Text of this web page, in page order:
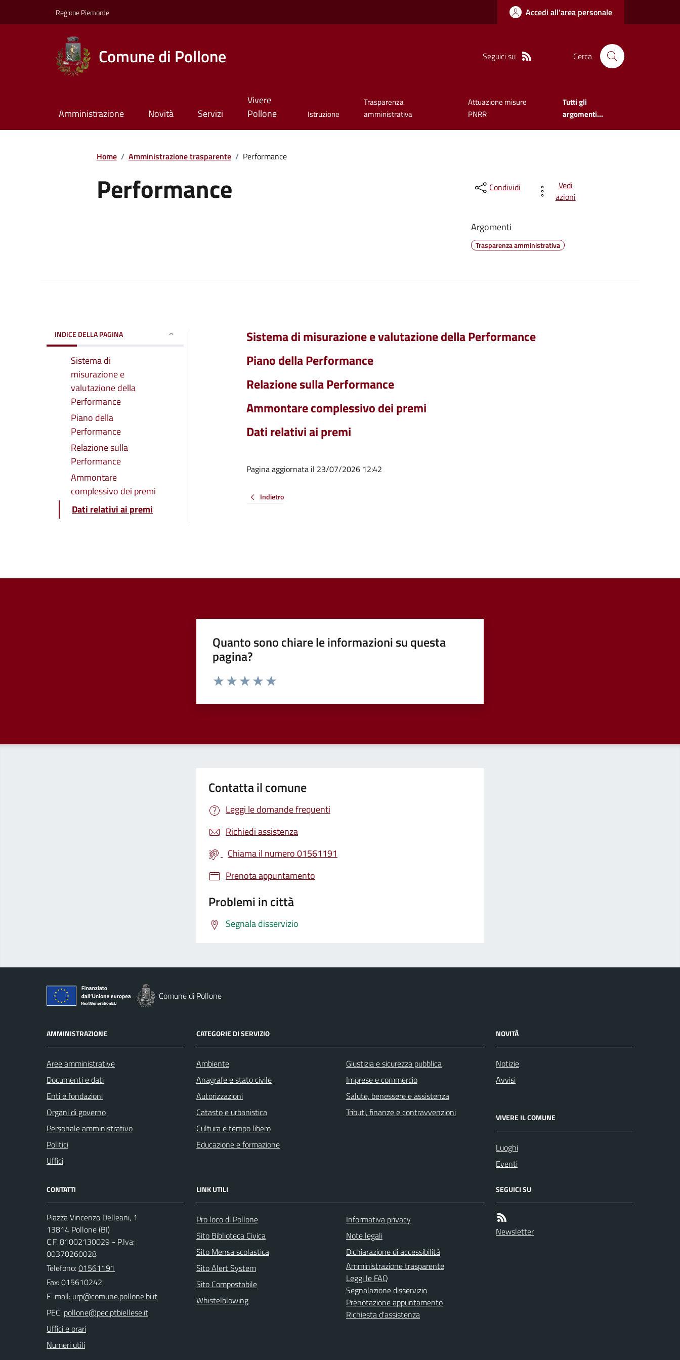
Regione Piemonte Accedi all'area personale
Comune di Pollone Seguici su Cerca
Amministrazione Novità Servizi
Vivere
Pollone
Istruzione
Trasparenza
amministrativa
Attuazione misure
PNRR
Tutti gli
argomenti...
Home / Amministrazione trasparente / Performance
Performance Condividi
Vedi
azioni
Argomenti
Trasparenza amministrativa
INDICE DELLA PAGINA
Sistema di
misurazione e
valutazione della
Performance
Piano della
Performance
Relazione sulla
Performance
Ammontare
complessivo dei premi
Dati relativi ai premi
Sistema di misurazione e valutazione della Performance
Piano della Performance
Relazione sulla Performance
Ammontare complessivo dei premi
Dati relativi ai premi
Pagina aggiornata il 23/07/2026 12:42
Indietro
Quanto sono chiare le informazioni su questa
pagina?
Valuta da 1 a 5 stelle la pagina
Contatta il comune
Leggi le domande frequenti
Richiedi assistenza
Chiama il numero 01561191
Prenota appuntamento
Problemi in città
Segnala disservizio
Comune di Pollone
AMMINISTRAZIONE
Aree amministrative
Documenti e dati
Enti e fondazioni
Organi di governo
Personale amministrativo
Politici
Uffici
CATEGORIE DI SERVIZIO
Ambiente
Anagrafe e stato civile
Autorizzazioni
Catasto e urbanistica
Cultura e tempo libero
Educazione e formazione
Giustizia e sicurezza pubblica
Imprese e commercio
Salute, benessere e assistenza
Tributi, finanze e contravvenzioni
NOVITÀ
Notizie
Avvisi
VIVERE IL COMUNE
Luoghi
Eventi
CONTATTI
Piazza Vincenzo Delleani, 1
13814 Pollone (BI)
C.F. 81002130029 - P.Iva:
00370260028
Telefono:01561191
Fax: 015610242
E-mail:
PEC:
Uffici e orari
Numeri utili
LINK UTILI
Pro loco di Pollone
Sito Biblioteca Civica
Sito Mensa scolastica
Sito Alert System
Sito Compostabile
Whistelblowing
Informativa privacy
Note legali
Dichiarazione di accessibilità
Amministrazione trasparente
Leggi le FAQ
Segnalazione disservizio
Prenotazione appuntamento
Richiesta d'assistenza
SEGUICI SU
Newsletter